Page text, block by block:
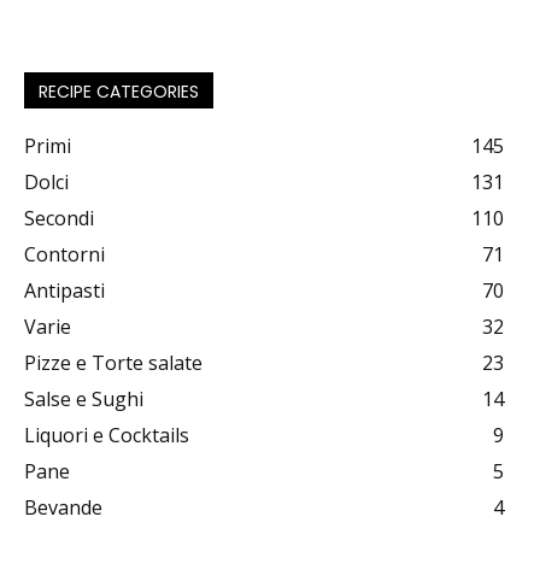
RECIPE CATEGORIES
Primi
145
Dolci
131
Secondi
110
Contorni
71
Antipasti
70
Varie
32
Pizze e Torte salate
23
Salse e Sughi
14
Liquori e Cocktails
9
Pane
5
Bevande
4